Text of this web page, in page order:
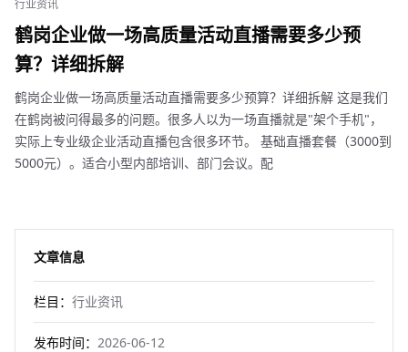
行业资讯
鹤岗企业做一场高质量活动直播需要多少预
算？详细拆解
鹤岗企业做一场高质量活动直播需要多少预算？详细拆解 这是我们
在鹤岗被问得最多的问题。很多人以为一场直播就是"架个手机"，
实际上专业级企业活动直播包含很多环节。 基础直播套餐（3000到
5000元）。适合小型内部培训、部门会议。配
文章信息
栏目： 行业资讯
发布时间： 2026-06-12